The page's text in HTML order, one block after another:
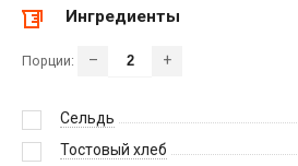
Ингредиенты
Порции: – +
Сельдь
Тостовый хлеб